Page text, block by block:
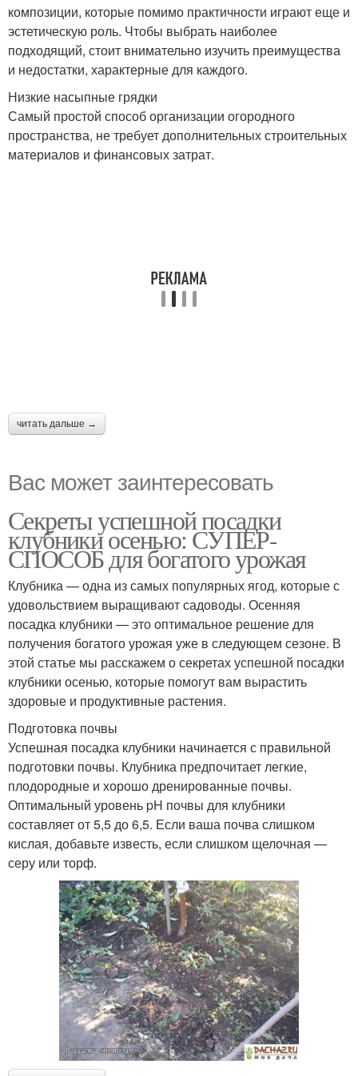
композиции, которые помимо практичности играют еще и
эстетическую роль. Чтобы выбрать наиболее
подходящий, стоит внимательно изучить преимущества
и недостатки, характерные для каждого.
Низкие насыпные грядки
Самый простой способ организации огородного
пространства, не требует дополнительных строительных
материалов и финансовых затрат.
читать дальше →
Вас может заинтересовать
Секреты успешной посадки
клубники осенью: СУПЕР-
СПОСОБ для богатого урожая
Клубника — одна из самых популярных ягод, которые с
удовольствием выращивают садоводы. Осенняя
посадка клубники — это оптимальное решение для
получения богатого урожая уже в следующем сезоне. В
этой статье мы расскажем о секретах успешной посадки
клубники осенью, которые помогут вам вырастить
здоровые и продуктивные растения.
Подготовка почвы
Успешная посадка клубники начинается с правильной
подготовки почвы. Клубника предпочитает легкие,
плодородные и хорошо дренированные почвы.
Оптимальный уровень pH почвы для клубники
составляет от 5,5 до 6,5. Если ваша почва слишком
кислая, добавьте известь, если слишком щелочная —
серу или торф.